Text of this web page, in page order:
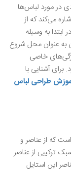
در سال ۱۹۷۰ میلادی در مورد لباس‌ها
می‌کند که از
به وسیله
به عنوان محل شروع
خاصی
آشنایی با
طراحی لباس
که از عناصر و
ترکیبی از عناصر
این استایل